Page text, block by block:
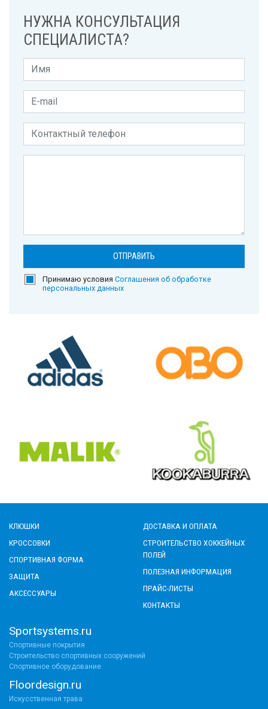
НУЖНА КОНСУЛЬТАЦИЯ
СПЕЦИАЛИСТА?
Принимаю условия Соглашения об обработке
персональных данных
КЛЮШКИ
КРОССОВКИ
СПОРТИВНАЯ ФОРМА
ЗАЩИТА
АКСЕССУАРЫ
ДОСТАВКА И ОПЛАТА
СТРОИТЕЛЬСТВО ХОККЕЙНЫХ
ПОЛЕЙ
ПОЛЕЗНАЯ ИНФОРМАЦИЯ
ПРАЙС-ЛИСТЫ
КОНТАКТЫ
Sportsystems.ru
Спортивные покрытия
Строительство спортивных сооружений
Спортивное оборудование
Floordesign.ru
Искусственная трава